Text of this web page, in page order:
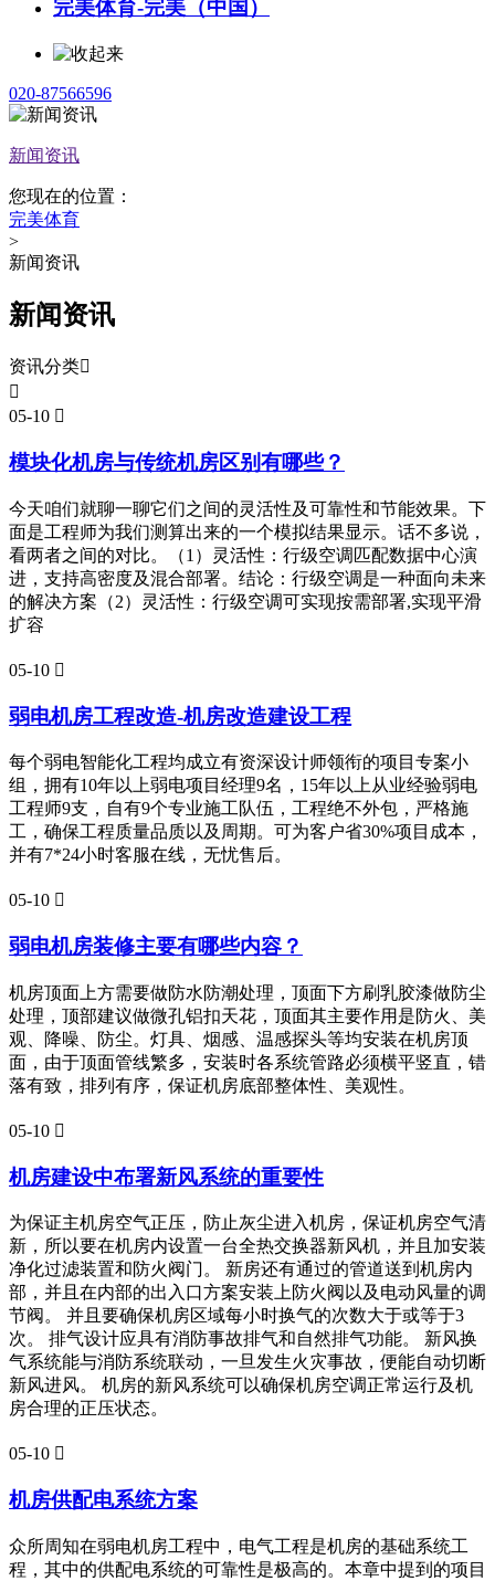
完美体育-完美（中国）
020-87566596
新闻资讯
您现在的位置：
完美体育
>
新闻资讯
新闻资讯
资讯分类

05-10 
模块化机房与传统机房区别有哪些？
今天咱们就聊一聊它们之间的灵活性及可靠性和节能效果。下
面是工程师为我们测算出来的一个模拟结果显示。话不多说，
看两者之间的对比。（1）灵活性：行级空调匹配数据中心演
进，支持高密度及混合部署。结论：行级空调是一种面向未来
的解决方案（2）灵活性：行级空调可实现按需部署,实现平滑
扩容
05-10 
弱电机房工程改造-机房改造建设工程
每个弱电智能化工程均成立有资深设计师领衔的项目专案小
组，拥有10年以上弱电项目经理9名，15年以上从业经验弱电
工程师9支，自有9个专业施工队伍，工程绝不外包，严格施
工，确保工程质量品质以及周期。可为客户省30%项目成本，
并有7*24小时客服在线，无忧售后。
05-10 
弱电机房装修主要有哪些内容？
机房顶面上方需要做防水防潮处理，顶面下方刷乳胶漆做防尘
处理，顶部建议做微孔铝扣天花，顶面其主要作用是防火、美
观、降噪、防尘。灯具、烟感、温感探头等均安装在机房顶
面，由于顶面管线繁多，安装时各系统管路必须横平竖直，错
落有致，排列有序，保证机房底部整体性、美观性。
05-10 
机房建设中布署新风系统的重要性
为保证主机房空气正压，防止灰尘进入机房，保证机房空气清
新，所以要在机房内设置一台全热交换器新风机，并且加安装
净化过滤装置和防火阀门。 新房还有通过的管道送到机房内
部，并且在内部的出入口方案安装上防火阀以及电动风量的调
节阀。 并且要确保机房区域每小时换气的次数大于或等于3
次。 排气设计应具有消防事故排气和自然排气功能。 新风换
气系统能与消防系统联动，一旦发生火灾事故，便能自动切断
新风进风。 机房的新风系统可以确保机房空调正常运行及机
房合理的正压状态。
05-10 
机房供配电系统方案
众所周知在弱电机房工程中，电气工程是机房的基础系统工
程，其中的供配电系统的可靠性是极高的。本章中提到的项目